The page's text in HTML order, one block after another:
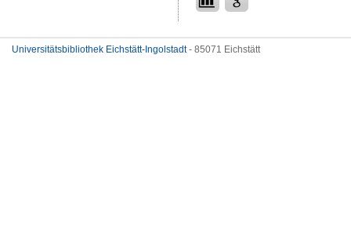
Universitätsbibliothek Eichstätt-Ingolstadt- 85071 Eichstätt